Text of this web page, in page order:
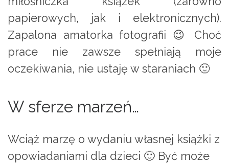
papierowych, jak i elektronicznych).
Zapalona amatorka fotografii 😉 Choć
prace nie zawsze spełniają moje
oczekiwania, nie ustaję w staraniach 🙂
W sferze marzeń…
Wciąż marzę o wydaniu własnej książki z
opowiadaniami dla dzieci 🙂 Być może